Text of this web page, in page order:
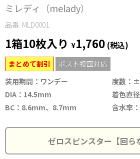
ミレディ（melady）
品番: MLD0001
1箱10枚入り ¥1,760 (税込)
まとめて割引
ポスト投函対応
装用期間：ワンデー
度数：
DIA：14.5mm
着色直
BC：8.6mm、8.7mm
含水率